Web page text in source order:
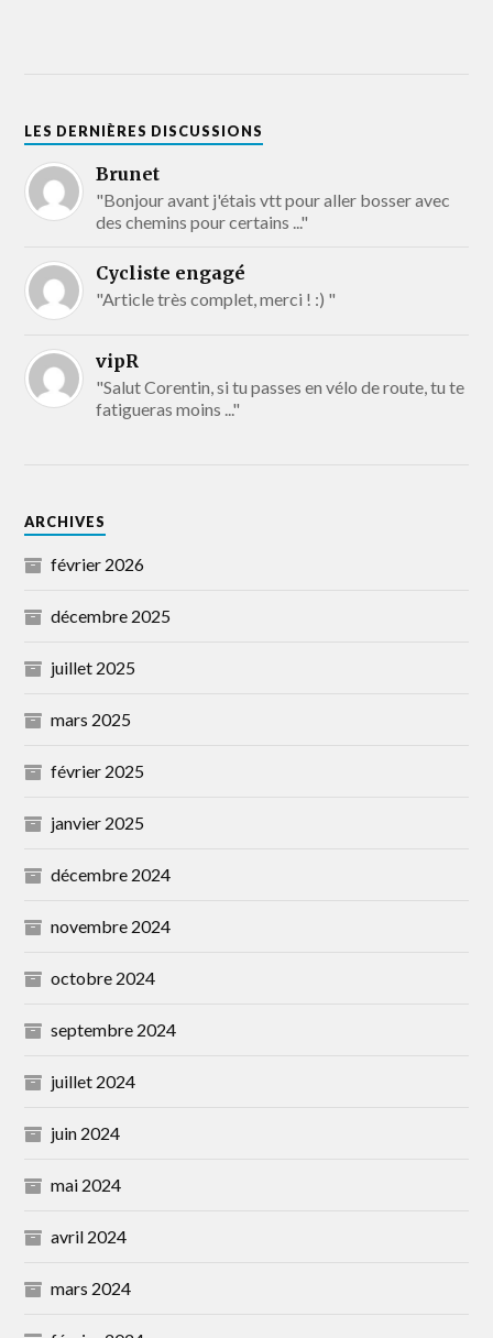
LES DERNIÈRES DISCUSSIONS
Brunet
"Bonjour avant j'étais vtt pour aller bosser avec
des chemins pour certains ..."
Cycliste engagé
"Article très complet, merci ! :) "
vipR
"Salut Corentin, si tu passes en vélo de route, tu te
fatigueras moins ..."
ARCHIVES
février 2026
décembre 2025
juillet 2025
mars 2025
février 2025
janvier 2025
décembre 2024
novembre 2024
octobre 2024
septembre 2024
juillet 2024
juin 2024
mai 2024
avril 2024
mars 2024